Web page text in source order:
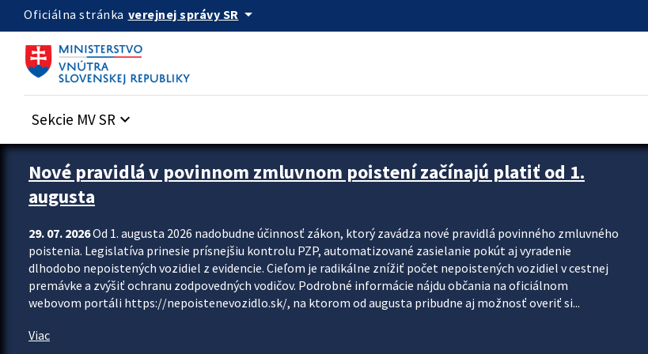
Preskocit na hlavný obsah
Oficiálna stránka verejnej správy SR arrow_drop_down
Sekcie MV SR keyboard_arrow_down
Zastavit automatický posun upútavok
Nové pravidlá v povinnom zmluvnom poistení začínajú platiť od 1.
augusta
29. 07. 2026Od 1. augusta 2026 nadobudne účinnosť zákon, ktorý zavádza nové pravidlá povinného zmluvného
poistenia. Legislatíva prinesie prísnejšiu kontrolu PZP, automatizované zasielanie pokút aj vyradenie
dlhodobo nepoistených vozidiel z evidencie. Cieľom je radikálne znížiť počet nepoistených vozidiel v cestnej
premávke a zvýšiť ochranu zodpovedných vodičov. Podrobné informácie nájdu občania na oficiálnom
webovom portáli https://nepoistenevozidlo.sk/, na ktorom od augusta pribudne aj možnosť overiť si...
Viac